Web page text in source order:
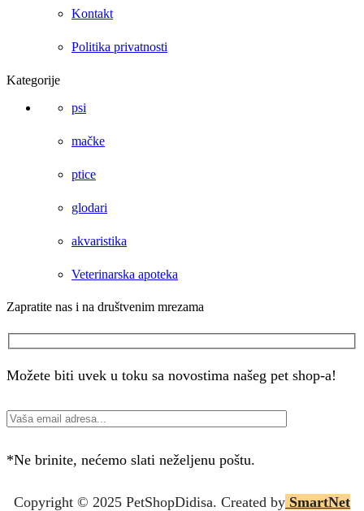
Kontakt
Politika privatnosti
Kategorije
psi
mačke
ptice
glodari
akvaristika
Veterinarska apoteka
Zapratite nas i na društvenim mrezama
Facebook
Instagram
Možete biti uvek u toku sa novostima našeg pet shop-a!
*Ne brinite, nećemo slati neželjenu poštu.
Copyright © 2025 PetShopDidisa. Created by SmartNet